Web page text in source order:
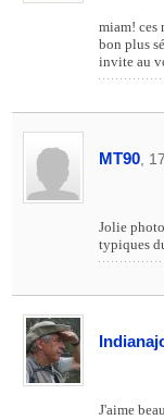
miam! ces
bon plus
invite au
MT90 ,
Jolie
typiques
J'aime